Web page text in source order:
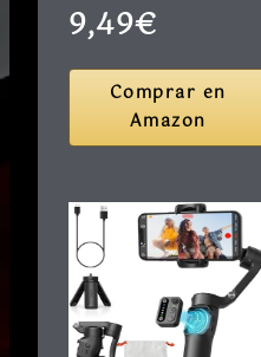
9,49€
Comprar en
Amazon